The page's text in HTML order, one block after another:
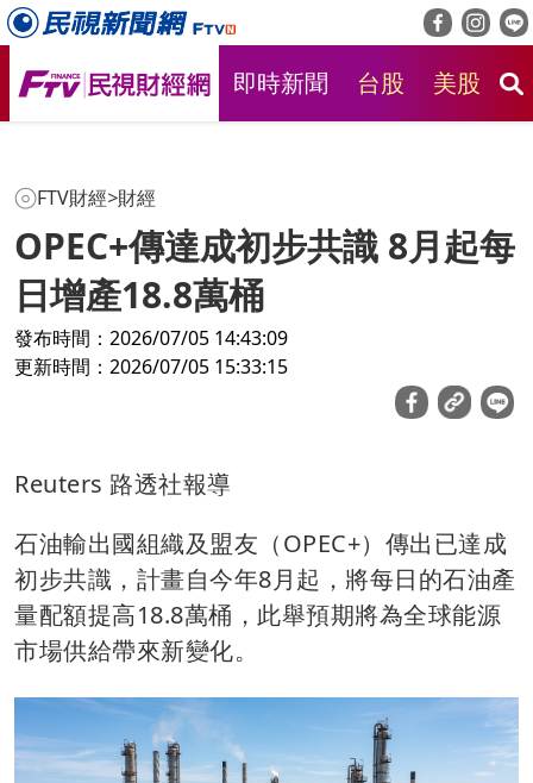
即時新聞 台股 美股
FTV財經>財經
OPEC+傳達成初步共識 8月起每
日增產18.8萬桶
發布時間：2026/07/05 14:43:09
更新時間：2026/07/05 15:33:15
Reuters 路透社報導
石油輸出國組織及盟友（OPEC+）傳出已達成
初步共識，計畫自今年8月起，將每日的石油產
量配額提高18.8萬桶，此舉預期將為全球能源
市場供給帶來新變化。